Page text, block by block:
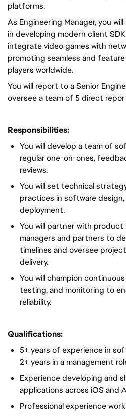
platforms.
As Engineering Manager, you
in developing modern client
integrate video games with
promoting seamless and
players worldwide.
You will report to a Senior
oversee a team of 5 direct
Responsibilities:
You will develop a team of
regular one-on-ones,
reviews.
You will set technical
practices in software
deployment.
You will partner with product
managers and partners to
timelines and oversee
delivery.
You will champion
testing, and monitoring to
reliability.
Qualifications:
5+ years of experience in
2+ years in a management
Experience developing and
applications across iOS and
Professional experience